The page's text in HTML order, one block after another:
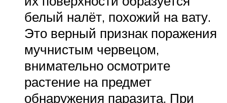
белый налёт, похожий на вату.
Это верный признак поражения
мучнистым червецом,
внимательно осмотрите
растение на предмет
обнаружения паразита. При